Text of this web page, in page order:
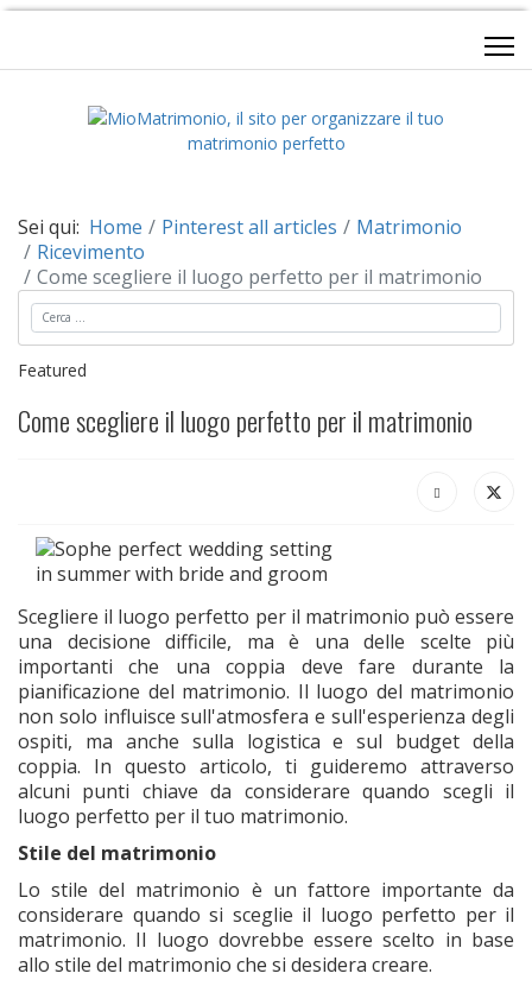
Sei qui: Home Pinterest all articles
Matrimonio
Ricevimento
Come scegliere il luogo perfetto per il matrimonio
Cerca
Featured
Come scegliere il luogo perfetto per il matrimonio
Scegliere il luogo perfetto per il matrimonio può essere
una decisione difficile, ma è una delle scelte più
importanti che una coppia deve fare durante la
pianificazione del matrimonio. Il luogo del matrimonio
non solo influisce sull'atmosfera e sull'esperienza degli
ospiti, ma anche sulla logistica e sul budget della
coppia. In questo articolo, ti guideremo attraverso
alcuni punti chiave da considerare quando scegli il
luogo perfetto per il tuo matrimonio.
Stile del matrimonio
Lo stile del matrimonio è un fattore importante da
considerare quando si sceglie il luogo perfetto per il
matrimonio. Il luogo dovrebbe essere scelto in base
allo stile del matrimonio che si desidera creare.